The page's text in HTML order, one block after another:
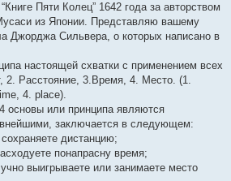
Пяти Колец” 1642 года за авторством
из Японии. Представляю вашему
Джорджа Сильвера, о которых написано в
настоящей схватки с применением всех
2. Расстояние, 3.Время, 4. Место. (1.
4. place).
основы или принципа являются
заключается в следующем:
дистанцию;
понапрасну время;
выигрываете или занимаете место